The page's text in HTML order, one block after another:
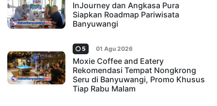
InJourney dan Angkasa Pura
Siapkan Roadmap Pariwisata
Banyuwangi
5 01 Agu 2026
Moxie Coffee and Eatery
Rekomendasi Tempat Nongkrong
Seru di Banyuwangi, Promo Khusus
Tiap Rabu Malam